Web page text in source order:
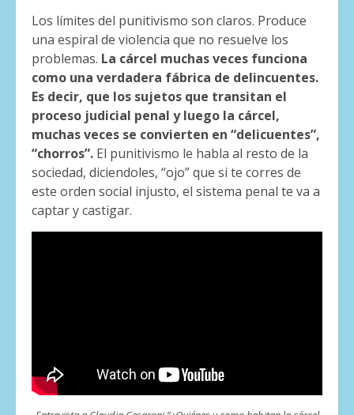
Los límites del punitivismo son claros. Produce
una espiral de violencia que no resuelve los
problemas. La cárcel muchas veces funciona
como una verdadera fábrica de delincuentes.
Es decir, que los sujetos que transitan el
proceso judicial penal y luego la cárcel,
muchas veces se convierten en “delicuentes”,
“chorros”. El punitivismo le habla al resto de la
sociedad, diciendoles, “ojo” que si te corres de
este orden social injusto, el sistema penal te va a
captar y castigar.